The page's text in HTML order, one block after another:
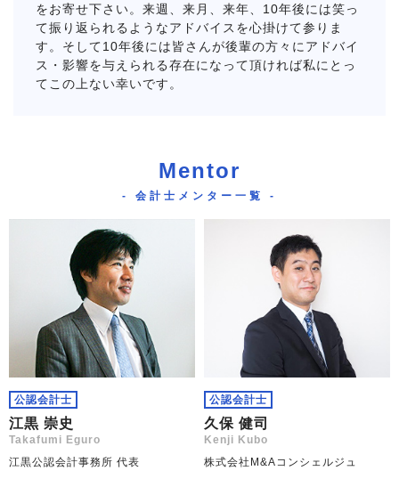
をお寄せ下さい。来週、来月、来年、10年後には笑っ
て振り返られるようなアドバイスを心掛けて参りま
す。そして10年後には皆さんが後輩の方々にアドバイ
ス・影響を与えられる存在になって頂ければ私にとっ
てこの上ない幸いです。
Mentor
- 会計士メンター一覧 -
公認会計士
江黒 崇史
Takafumi Eguro
江黒公認会計事務所 代表
公認会計士
久保 健司
Kenji Kubo
株式会社M&Aコンシェルジュ